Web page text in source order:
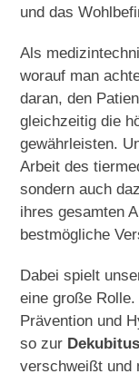
und das
Als
worauf man
daran, den
gleichzeitig die
gewährleisten.
Arbeit des
sondern auch
ihres gesamten
bestmögliche
Dabei spielt
eine große
Prävention und
so zur
verschweißt und